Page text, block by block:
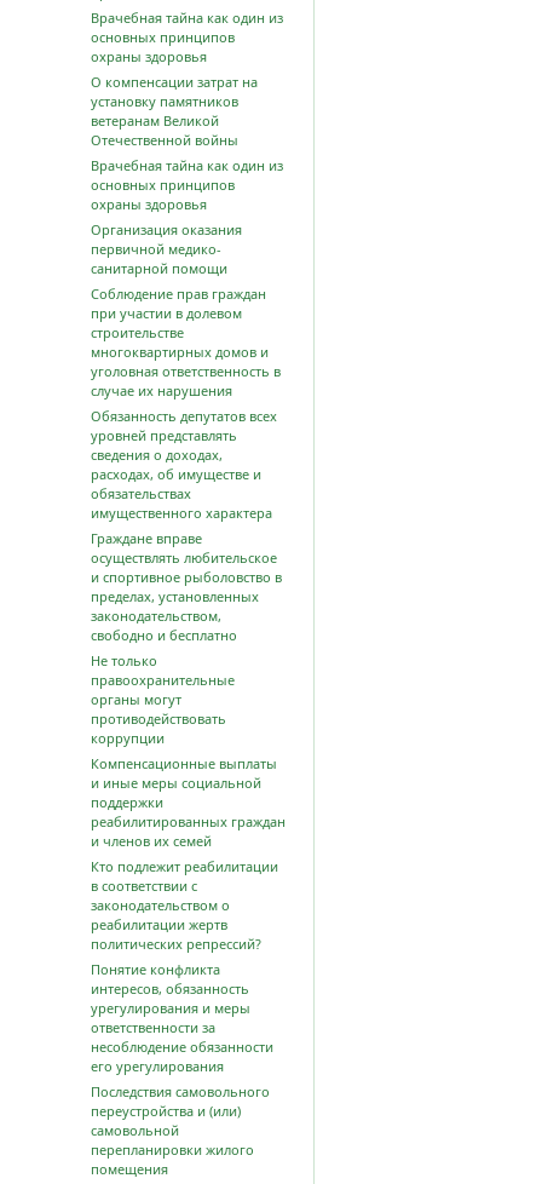
Врачебная тайна как один из
основных принципов
охраны здоровья
О компенсации затрат на
установку памятников
ветеранам Великой
Отечественной войны
Врачебная тайна как один из
основных принципов
охраны здоровья
Организация оказания
первичной медико-
санитарной помощи
Соблюдение прав граждан
при участии в долевом
строительстве
многоквартирных домов и
уголовная ответственность в
случае их нарушения
Обязанность депутатов всех
уровней представлять
сведения о доходах,
расходах, об имуществе и
обязательствах
имущественного характера
Граждане вправе
осуществлять любительское
и спортивное рыболовство в
пределах, установленных
законодательством,
свободно и бесплатно
Не только
правоохранительные
органы могут
противодействовать
коррупции
Компенсационные выплаты
и иные меры социальной
поддержки
реабилитированных граждан
и членов их семей
Кто подлежит реабилитации
в соответствии с
законодательством о
реабилитации жертв
политических репрессий?
Понятие конфликта
интересов, обязанность
урегулирования и меры
ответственности за
несоблюдение обязанности
его урегулирования
Последствия самовольного
переустройства и (или)
самовольной
перепланировки жилого
помещения